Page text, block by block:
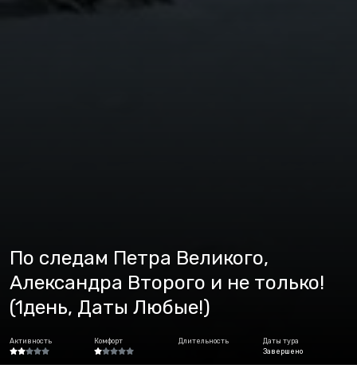
По следам Петра Великого,
Александра Второго и не только!
(1день, Даты Любые!)
Активность Комфорт Длительность
Даты тура
Завершено